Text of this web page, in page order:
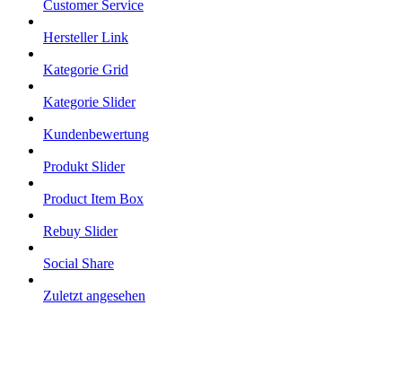
Customer Service
Hersteller Link
Kategorie Grid
Kategorie Slider
Kundenbewertung
Produkt Slider
Product Item Box
Rebuy Slider
Social Share
Zuletzt angesehen